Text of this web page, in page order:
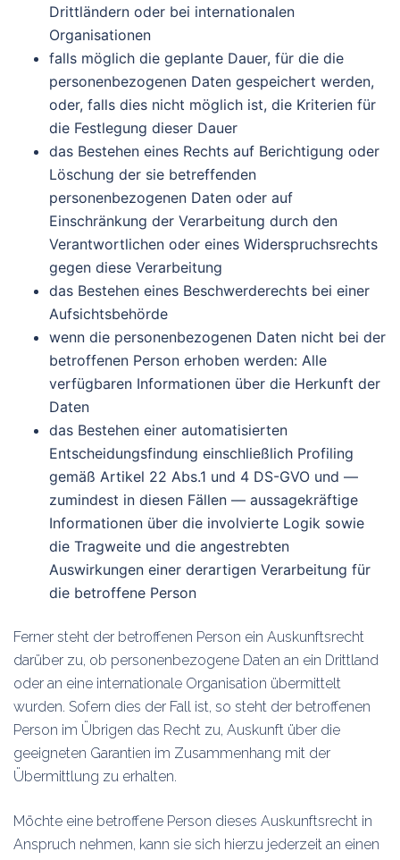
Drittländern oder bei internationalen
Organisationen
falls möglich die geplante Dauer, für die die
personenbezogenen Daten gespeichert werden,
oder, falls dies nicht möglich ist, die Kriterien für
die Festlegung dieser Dauer
das Bestehen eines Rechts auf Berichtigung oder
Löschung der sie betreffenden
personenbezogenen Daten oder auf
Einschränkung der Verarbeitung durch den
Verantwortlichen oder eines Widerspruchsrechts
gegen diese Verarbeitung
das Bestehen eines Beschwerderechts bei einer
Aufsichtsbehörde
wenn die personenbezogenen Daten nicht bei der
betroffenen Person erhoben werden: Alle
verfügbaren Informationen über die Herkunft der
Daten
das Bestehen einer automatisierten
Entscheidungsfindung einschließlich Profiling
gemäß Artikel 22 Abs.1 und 4 DS-GVO und —
zumindest in diesen Fällen — aussagekräftige
Informationen über die involvierte Logik sowie
die Tragweite und die angestrebten
Auswirkungen einer derartigen Verarbeitung für
die betroffene Person
Ferner steht der betroffenen Person ein Auskunftsrecht
darüber zu, ob personenbezogene Daten an ein Drittland
oder an eine internationale Organisation übermittelt
wurden. Sofern dies der Fall ist, so steht der betroffenen
Person im Übrigen das Recht zu, Auskunft über die
geeigneten Garantien im Zusammenhang mit der
Übermittlung zu erhalten.
Möchte eine betroffene Person dieses Auskunftsrecht in
Anspruch nehmen, kann sie sich hierzu jederzeit an einen